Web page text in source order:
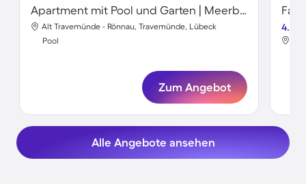
Apartment mit Pool und Garten | Meerblick
Alt Travemünde - Rönnau, Travemünde, Lübeck
Pool
Zum Angebot
4.3
Alle Angebote ansehen